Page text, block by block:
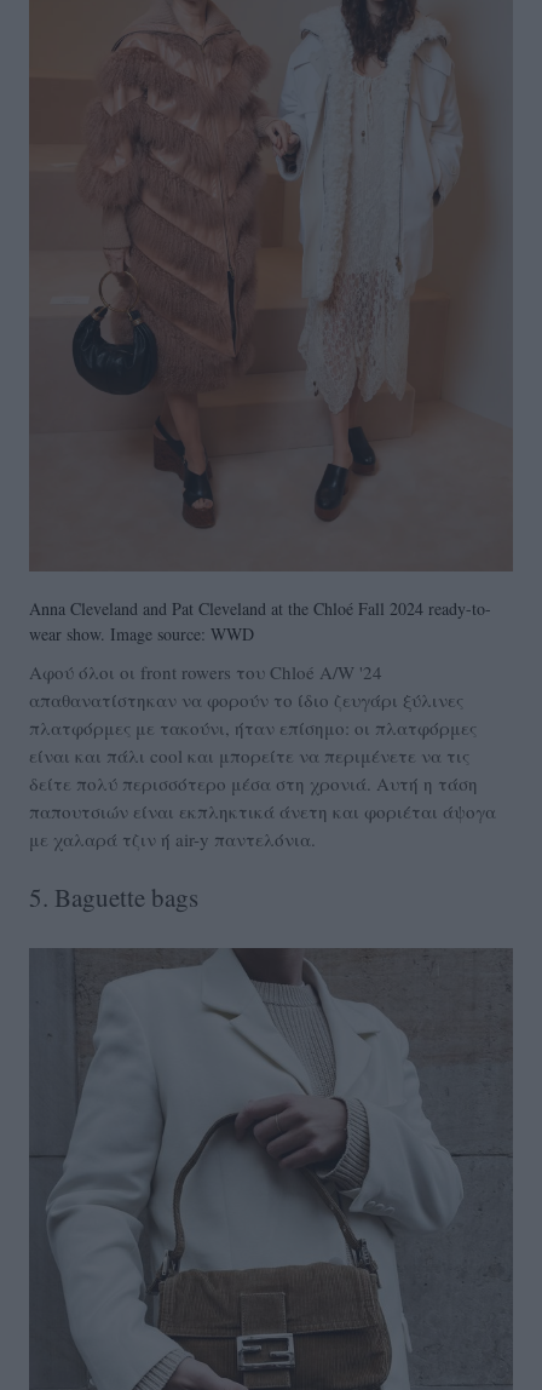
Anna Cleveland and Pat Cleveland at the Chloé Fall 2024 ready-to-
wear show. Image source: WWD
Αφού όλοι οι front rowers του Chloé A/W '24
απαθανατίστηκαν να φορούν το ίδιο ζευγάρι ξύλινες
πλατφόρμες με τακούνι, ήταν επίσημο: οι πλατφόρμες
είναι και πάλι cool και μπορείτε να περιμένετε να τις
δείτε πολύ περισσότερο μέσα στη χρονιά. Αυτή η τάση
παπουτσιών είναι εκπληκτικά άνετη και φοριέται άψογα
με χαλαρά τζιν ή air-y παντελόνια.
5. Baguette bags